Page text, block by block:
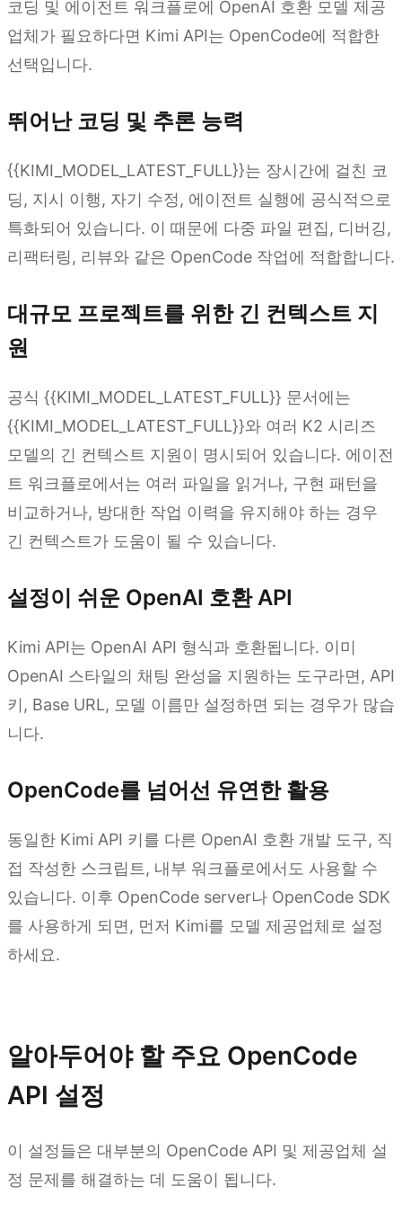
코딩 및 에이전트 워크플로에 OpenAI 호환 모델 제공
업체가 필요하다면 Kimi API는 OpenCode에 적합한
선택입니다.
뛰어난 코딩 및 추론 능력
{{KIMI_MODEL_LATEST_FULL}}는 장시간에 걸친 코
딩, 지시 이행, 자기 수정, 에이전트 실행에 공식적으로
특화되어 있습니다. 이 때문에 다중 파일 편집, 디버깅,
리팩터링, 리뷰와 같은 OpenCode 작업에 적합합니다.
대규모 프로젝트를 위한 긴 컨텍스트 지
원
공식 {{KIMI_MODEL_LATEST_FULL}} 문서에는
{{KIMI_MODEL_LATEST_FULL}}와 여러 K2 시리즈
모델의 긴 컨텍스트 지원이 명시되어 있습니다. 에이전
트 워크플로에서는 여러 파일을 읽거나, 구현 패턴을
비교하거나, 방대한 작업 이력을 유지해야 하는 경우
긴 컨텍스트가 도움이 될 수 있습니다.
설정이 쉬운 OpenAI 호환 API
Kimi API는 OpenAI API 형식과 호환됩니다. 이미
OpenAI 스타일의 채팅 완성을 지원하는 도구라면, API
키, Base URL, 모델 이름만 설정하면 되는 경우가 많습
니다.
OpenCode를 넘어선 유연한 활용
동일한 Kimi API 키를 다른 OpenAI 호환 개발 도구, 직
접 작성한 스크립트, 내부 워크플로에서도 사용할 수
있습니다. 이후 OpenCode server나 OpenCode SDK
를 사용하게 되면, 먼저 Kimi를 모델 제공업체로 설정
하세요.
알아두어야 할 주요 OpenCode
API 설정
이 설정들은 대부분의 OpenCode API 및 제공업체 설
정 문제를 해결하는 데 도움이 됩니다.